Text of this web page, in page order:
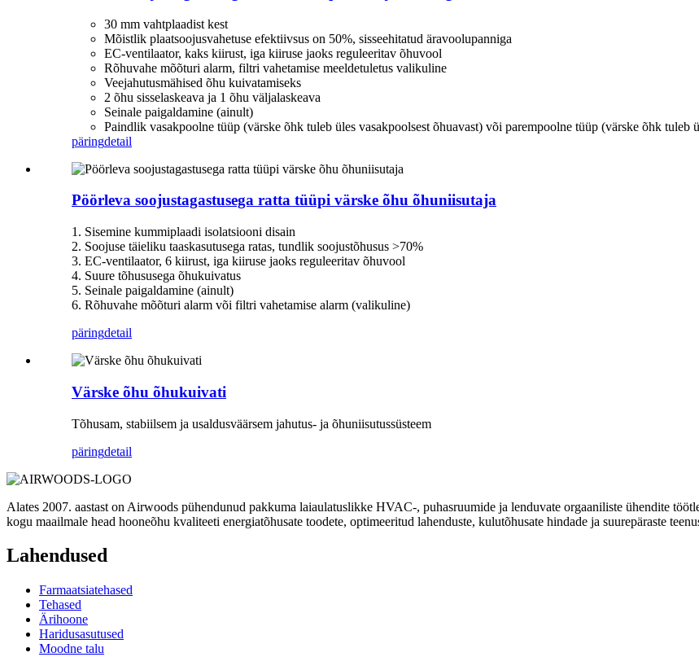
30 mm vahtplaadist kest
Mõistlik plaatsoojusvahetuse efektiivsus on 50%, sisseehitatud äravoolupanniga
EC-ventilaator, kaks kiirust, iga kiiruse jaoks reguleeritav õhuvool
Rõhuvahe mõõturi alarm, filtri vahetamise meeldetuletus valikuline
Veejahutusmähised õhu kuivatamiseks
2 õhu sisselaskeava ja 1 õhu väljalaskeava
Seinale paigaldamine (ainult)
Paindlik vasakpoolne tüüp (värske õhk tuleb üles vasakpoolsest õhuavast) või parempoolne tüüp (värske õhk tuleb
päringdetail
Pöörleva soojustagastusega ratta tüüpi värske õhu õhuniisutaja
1. Sisemine kummiplaadi isolatsiooni disain
2. Soojuse täieliku taaskasutusega ratas, tundlik soojustõhusus >70%
3. EC-ventilaator, 6 kiirust, iga kiiruse jaoks reguleeritav õhuvool
4. Suure tõhususega õhukuivatus
5. Seinale paigaldamine (ainult)
6. Rõhuvahe mõõturi alarm või filtri vahetamise alarm (valikuline)
päringdetail
Värske õhu õhukuivati
Tõhusam, stabiilsem ja usaldusväärsem jahutus- ja õhuniisutussüsteem
päringdetail
Alates 2007. aastast on Airwoods pühendunud pakkuma laiaulatuslikke HVAC-, puhasruumide ja lenduvate orgaaniliste ühendite
kogu maailmale head hooneõhu kvaliteeti energiatõhusate toodete, optimeeritud lahenduste, kulutõhusate hindade ja suurepäraste
Lahendused
Farmaatsiatehased
Tehased
Ärihoone
Haridusasutused
Moodne talu